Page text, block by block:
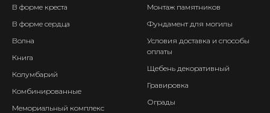
В форме креста
В форме сердца
Волна
Книга
Колумбарий
Комбинированные
Мемориальный комплекс
Монтаж памятников
Фундамент для могилы
Условия доставка и способы
оплаты
Щебень декоративный
Гравировка
Ограды